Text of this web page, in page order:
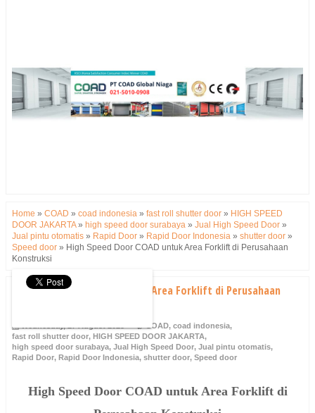
Home » COAD » coad indonesia » fast roll shutter door » HIGH SPEED
DOOR JAKARTA» high speed door surabaya » Jual High Speed Door »
Jual pintu otomatis » Rapid Door » Rapid Door Indonesia » shutter door »
Speed door » High Speed Door COAD untuk Area Forklift di Perusahaan
Konstruksi
High Speed Door COAD untuk Area Forklift di Perusahaan
COAD, coad indonesia,
fast roll shutter door, HIGH SPEED DOOR JAKARTA,
high speed door surabaya, Jual High Speed Door, Jual pintu otomatis,
Rapid Door, Rapid Door Indonesia, shutter door, Speed door
High Speed Door COAD untuk Area Forklift di